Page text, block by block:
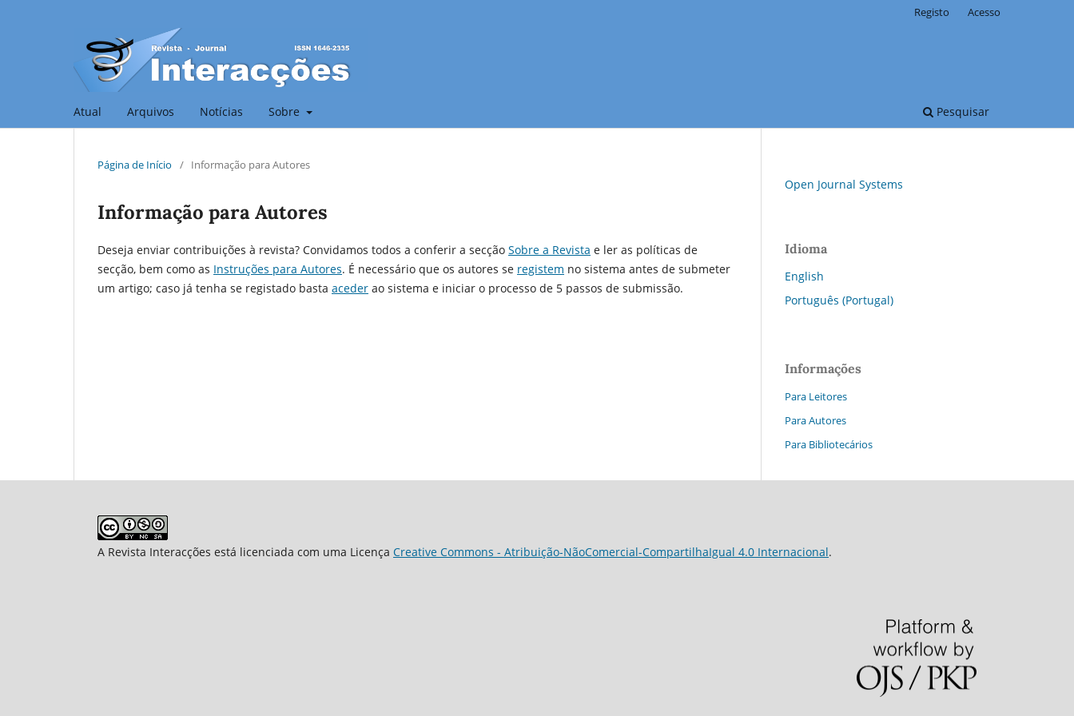
Atual Arquivos Notícias Sobre Pesquisar
Registo Acesso
Página de Início / Informação para Autores
Informação para Autores
Deseja enviar contribuições à revista? Convidamos todos a conferir a secção Sobre a Revista e ler as políticas de
secção, bem como as Instruções para Autores. É necessário que os autores se registem no sistema antes de submeter
um artigo; caso já tenha se registado basta aceder ao sistema e iniciar o processo de 5 passos de submissão.
Open Journal Systems
Idioma
English
Português (Portugal)
Informações
Para Leitores
Para Autores
Para Bibliotecários
A Revista Interacções está licenciada com uma Licença Creative Commons - Atribuição-NãoComercial-CompartilhaIgual 4.0 Internacional.